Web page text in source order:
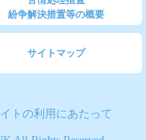
紛争解決措置等の概要
サイトマップ
トの利用にあたって